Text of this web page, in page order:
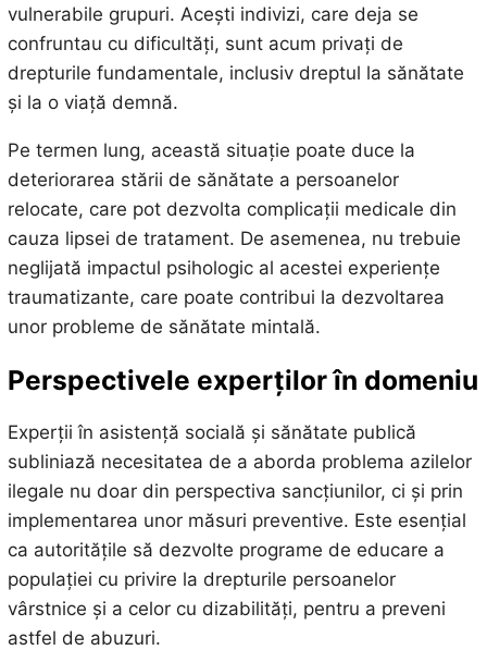
vulnerabile grupuri. Acești indivizi, care deja se
confruntau cu dificultăți, sunt acum privați de
drepturile fundamentale, inclusiv dreptul la sănătate
și la o viață demnă.
Pe termen lung, această situație poate duce la
deteriorarea stării de sănătate a persoanelor
relocate, care pot dezvolta complicații medicale din
cauza lipsei de tratament. De asemenea, nu trebuie
neglijată impactul psihologic al acestei experiențe
traumatizante, care poate contribui la dezvoltarea
unor probleme de sănătate mintală.
Perspectivele experților în domeniu
Experții în asistență socială și sănătate publică
subliniază necesitatea de a aborda problema azilelor
ilegale nu doar din perspectiva sancțiunilor, ci și prin
implementarea unor măsuri preventive. Este esențial
ca autoritățile să dezvolte programe de educare a
populației cu privire la drepturile persoanelor
vârstnice și a celor cu dizabilități, pentru a preveni
astfel de abuzuri.